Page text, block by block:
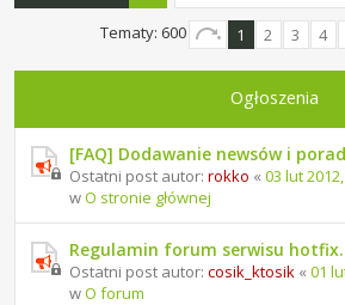
Tematy: 600 1 2 3 4
Ogłoszenia
[FAQ] Dodawanie newsów i
Ostatni post autor: rokko « 03 lut
wO stronie głównej
Regulamin forum serwisu
Ostatni post autor: cosik_ktosik « 01
wO forum